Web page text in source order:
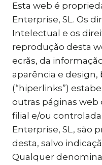
Esta web é
Enterprise, SL. Os
Intelectual e os
reprodução desta
ecrãs, da
aparência e
(“hiperlinks”)
outras páginas
filial e/ou
Enterprise, SL, são
desta, salvo
Qualquer